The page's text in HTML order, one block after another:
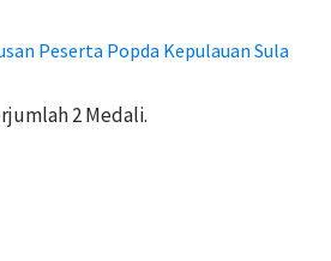
Peserta Popda Kepulauan Sula
2 Medali.